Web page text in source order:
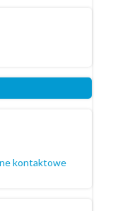
kontaktowe